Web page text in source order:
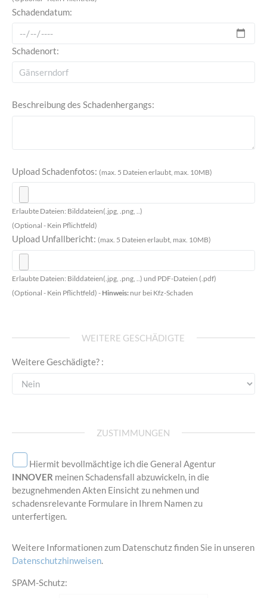
Schadendatum:
Schadenort:
Beschreibung des Schadenhergangs:
Upload Schadenfotos: (max. 5 Dateien erlaubt, max. 10MB)
Erlaubte Dateien: Bilddateien(.jpg, .png, ..)
(Optional - Kein Pflichtfeld)
Upload Unfallbericht: (max. 5 Dateien erlaubt, max. 10MB)
Erlaubte Dateien: Bilddateien(.jpg, .png, ..) und PDF-Dateien (.pdf)
(Optional - Kein Pflichtfeld) - Hinweis: nur bei Kfz-Schaden
WEITERE GESCHÄDIGTE
Weitere Geschädigte? :
ZUSTIMMUNGEN
Hiermit bevollmächtige ich die General Agentur
INNOVER meinen Schadensfall abzuwickeln, in die
bezugnehmenden Akten Einsicht zu nehmen und
schadensrelevante Formulare in Ihrem Namen zu
unterfertigen.
Weitere Informationen zum Datenschutz finden Sie in unseren
Datenschutzhinweisen.
SPAM-Schutz: